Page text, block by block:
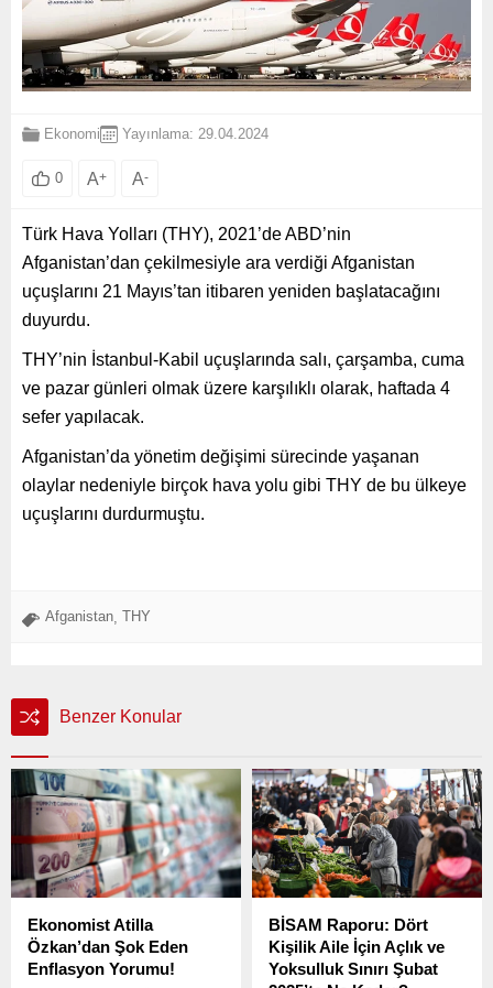
Ekonomi Yayınlama: 29.04.2024
0 A+ A-
Türk Hava Yolları (THY), 2021’de ABD’nin
Afganistan’dan çekilmesiyle ara verdiği Afganistan
uçuşlarını 21 Mayıs’tan itibaren yeniden başlatacağını
duyurdu.
THY’nin İstanbul-Kabil uçuşlarında salı, çarşamba, cuma
ve pazar günleri olmak üzere karşılıklı olarak, haftada 4
sefer yapılacak.
Afganistan’da yönetim değişimi sürecinde yaşanan
olaylar nedeniyle birçok hava yolu gibi THY de bu ülkeye
uçuşlarını durdurmuştu.
Afganistan THY
Benzer Konular
Ekonomist Atilla
Özkan’dan Şok Eden
Enflasyon Yorumu!
BİSAM Raporu: Dört
Kişilik Aile İçin Açlık ve
Yoksulluk Sınırı Şubat